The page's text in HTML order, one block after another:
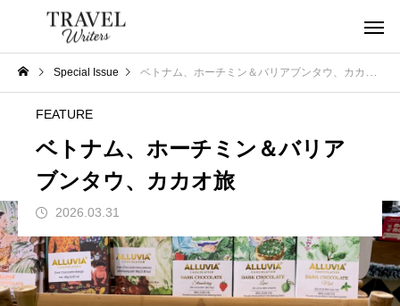
Special Issue ベトナム、ホーチミン＆バリアブンタウ、カカオ旅
FEATURE
ベトナム、ホーチミン＆バリア
ブンタウ、カカオ旅
2026.03.31